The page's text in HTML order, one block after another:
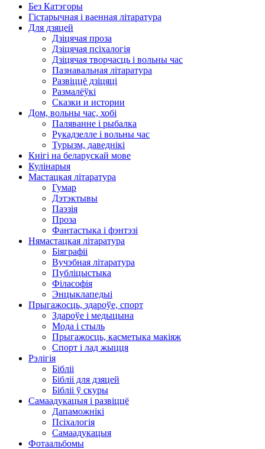
Без Катэгоры
Гістарычная і ваенная літаратура
Для дзяцей
Дзіцячая проза
Дзіцячая псіхалогія
Дзіцячая творчасць і вольны час
Пазнавальная літаратура
Развіццё дзіцяці
Размалёўкі
Сказки и истории
Дом, вольны час, хобі
Паляванне і рыбалка
Рукадзелле і вольны час
Турызм, даведнікі
Кнігі на беларускай мове
Кулінарыя
Мастацкая літаратура
Гумар
Дэтэктывы
Паэзія
Проза
Фантастыка і фэнтэзі
Нямастацкая літаратура
Біяграфіі
Вучэбная літаратура
Публіцыстыка
Філасофія
Энцыклапедыі
Прыгажосць, здароўе, спорт
Здароўе і медыцына
Мода і стыль
Прыгажосць, касметыка макіяж
Спорт і лад жыцця
Рэлігія
Бібліі
Бібліі для дзяцей
Бібліі ў скуры
Самаадукацыя і развіццё
Дапаможнікі
Псіхалогія
Самаадукацыя
Фотаальбомы